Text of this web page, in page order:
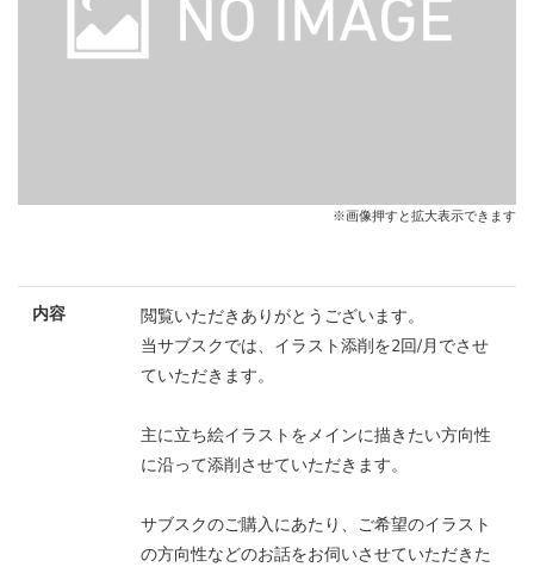
※画像押すと拡大表示できます
内容
閲覧いただきありがとうございます。
当サブスクでは、イラスト添削を2回/月でさせ
ていただきます。
主に立ち絵イラストをメインに描きたい方向性
に沿って添削させていただきます。
サブスクのご購入にあたり、ご希望のイラスト
の方向性などのお話をお伺いさせていただきた